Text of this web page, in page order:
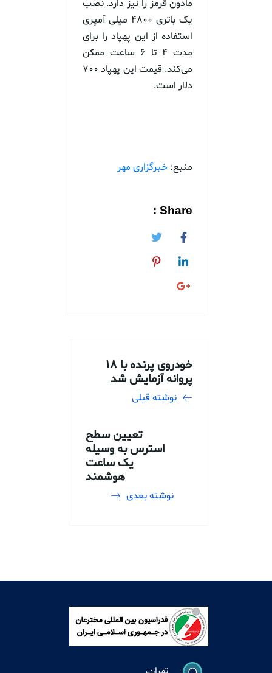
مادون قرمز را نیز دارد. نصب
یک باتری ۴۸۰۰ میلی آمپری
استفاده از این پهپاد را برای
مدت ۴ تا ۶ ساعت ممکن
می‌کند. قیمت این پهپاد ۷۰۰
دلار است.
منبع: خبرگزاری مهر
Share :
خودروی پرنده با ۱۸
پروانه آزمایش شد
نوشته قبلی
تعیین سطح
استرس به وسیله
یک ساعت
هوشمند
نوشته بعدی